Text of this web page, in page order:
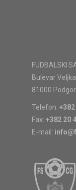
FUDBALSKI
Bulevar
81000
Telefon:
Fax: +382 20
E-mail: